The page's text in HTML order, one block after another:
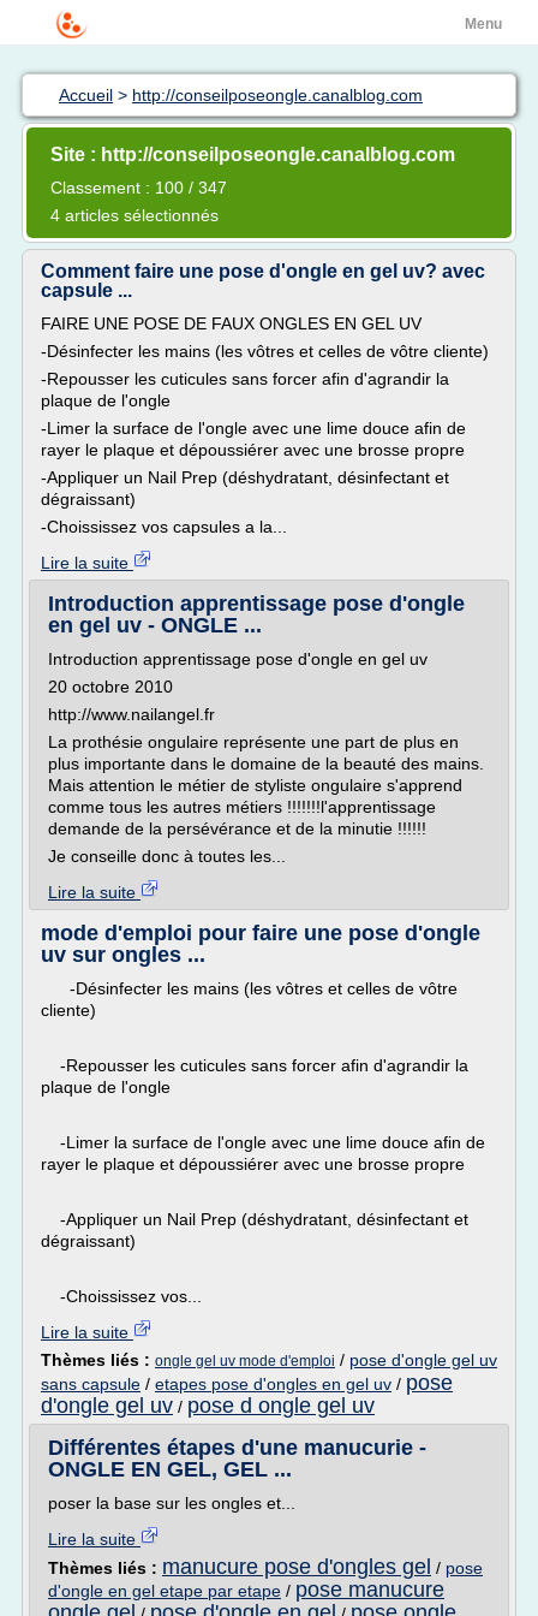
Menu
Accueil > http://conseilposeongle.canalblog.com
Site : http://conseilposeongle.canalblog.com
Classement : 100 / 347
4 articles sélectionnés
Comment faire une pose d'ongle en gel uv? avec
capsule ...
FAIRE UNE POSE DE FAUX ONGLES EN GEL UV
-Désinfecter les mains (les vôtres et celles de vôtre cliente)
-Repousser les cuticules sans forcer afin d'agrandir la
plaque de l'ongle
-Limer la surface de l'ongle avec une lime douce afin de
rayer le plaque et dépoussiérer avec une brosse propre
-Appliquer un Nail Prep (déshydratant, désinfectant et
dégraissant)
-Choississez vos capsules a la...
Lire la suite
Introduction apprentissage pose d'ongle
en gel uv - ONGLE ...
Introduction apprentissage pose d'ongle en gel uv
20 octobre 2010
http://www.nailangel.fr
La prothésie ongulaire représente une part de plus en
plus importante dans le domaine de la beauté des mains.
Mais attention le métier de styliste ongulaire s'apprend
comme tous les autres métiers !!!!!!!l'apprentissage
demande de la persévérance et de la minutie !!!!!!
Je conseille donc à toutes les...
Lire la suite
mode d'emploi pour faire une pose d'ongle
uv sur ongles ...
-Désinfecter les mains (les vôtres et celles de vôtre
cliente)
-Repousser les cuticules sans forcer afin d'agrandir la
plaque de l'ongle
-Limer la surface de l'ongle avec une lime douce afin de
rayer le plaque et dépoussiérer avec une brosse propre
-Appliquer un Nail Prep (déshydratant, désinfectant et
dégraissant)
-Choississez vos...
Lire la suite
Thèmes liés : ongle gel uv mode d'emploi / pose d'ongle gel uv
sans capsule / etapes pose d'ongles en gel uv / pose
d'ongle gel uv / pose d ongle gel uv
Différentes étapes d'une manucurie -
ONGLE EN GEL, GEL ...
poser la base sur les ongles et...
Lire la suite
Thèmes liés : manucure pose d'ongles gel / pose
d'ongle en gel etape par etape / pose manucure